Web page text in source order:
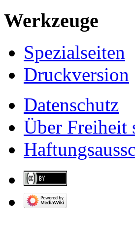
Werkzeuge
Spezialseiten
Druckversion
Datenschutz
Über Freiheit